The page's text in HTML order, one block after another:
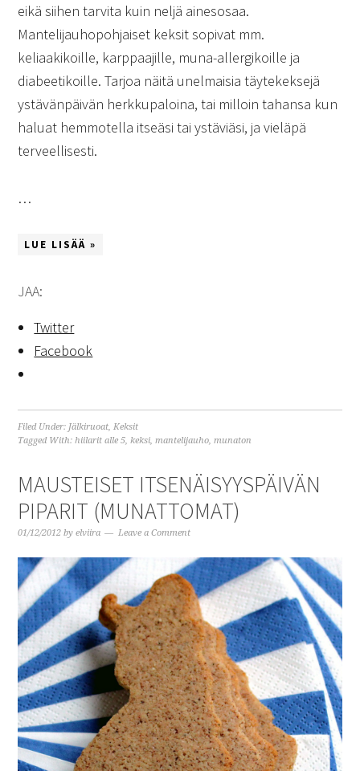
eikä siihen tarvita kuin neljä ainesosaa.
Mantelijauhopohjaiset keksit sopivat mm.
keliaakikoille, karppaajille, muna-allergikoille ja
diabeetikoille. Tarjoa näitä unelmaisia täytekeksejä
ystävänpäivän herkkupaloina, tai milloin tahansa kun
haluat hemmotella itseäsi tai ystäviäsi, ja vieläpä
terveellisesti.
…
LUE LISÄÄ »
JAA:
Twitter
Facebook
Filed Under: Jälkiruoat,Keksit
Tagged With:hiilarit alle 5,keksi,mantelijauho,munaton
MAUSTEISET ITSENÄISYYSPÄIVÄN
PIPARIT (MUNATTOMAT)
01/12/2012 byelviira Leave a Comment